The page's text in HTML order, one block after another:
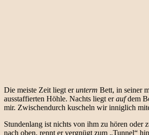
Die meiste Zeit liegt erunterm Bett, in seiner
ausstaffierten Höhle. Nachts liegt eraufdem
mir. Zwischendurch kuscheln wir inniglich
Stundenlang ist nichts von ihm zu hören oder
nach oben, rennt er vergnügt zum „Tunnel“